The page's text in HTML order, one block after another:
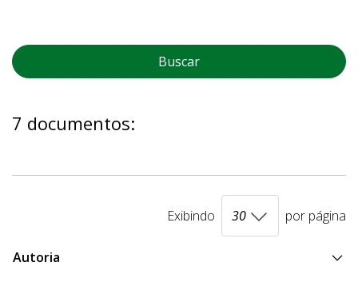
Buscar
7 documentos:
Exibindo por página
Autoria